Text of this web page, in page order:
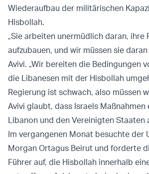
Wiederaufbau der militärischen
Hisbollah.
„Sie arbeiten unermüdlich daran, ihre
aufzubauen, und wir müssen sie
Avivi. „Wir bereiten die Bedingungen
die Libanesen mit der Hisbollah
Regierung ist schwach, also müssen
Avivi glaubt, dass Israels Maßnahmen
Libanon und den Vereinigten Staaten
Im vergangenen Monat besuchte der
Morgan Ortagus Beirut und forderte
Führer auf, die Hisbollah innerhalb